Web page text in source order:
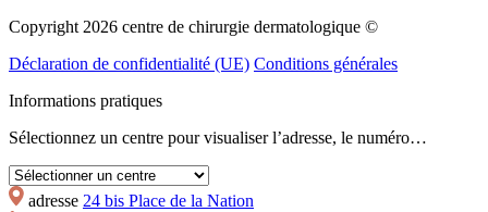
Copyright 2026 centre de chirurgie dermatologique ©
Déclaration de confidentialité (UE) Conditions générales
Informations pratiques
Sélectionnez un centre pour visualiser l’adresse, le numéro…
adresse 24 bis Place de la Nation